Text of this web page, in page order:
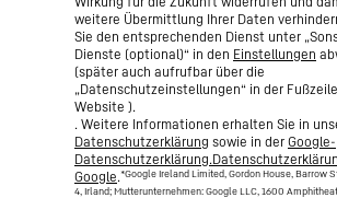
weitere Übermittlung Ihrer Daten
Sie den entsprechenden Dienst unter
Dienste (optional)“ in den Einstellungen
(später auch aufrufbar über die
„Datenschutzeinstellungen“ in der
Website ).
. Weitere Informationen erhalten Sie in
Datenschutzerklärung sowie in der Google-
Google.*Google Ireland Limited, Gordon House, Barrow
4, Irland; Mutterunternehmen: Google LLC, 1600